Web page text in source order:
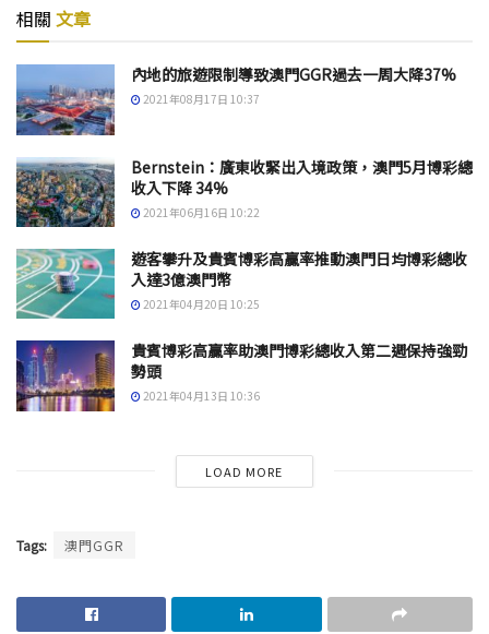
相關 文章
內地的旅遊限制導致澳門GGR過去一周大降37%
2021年08月17日 10:37
Bernstein：廣東收緊出入境政策，澳門5月博彩總
收入下降 34%
2021年06月16日 10:22
遊客攀升及貴賓博彩高贏率推動澳門日均博彩總收
入達3億澳門幣
2021年04月20日 10:25
貴賓博彩高贏率助澳門博彩總收入第二週保持強勁
勢頭
2021年04月13日 10:36
LOAD MORE
Tags: 澳門GGR